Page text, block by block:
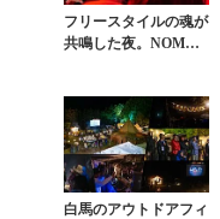
フリースタイルの魂が
共鳴した夜。NOMAD
ャーの熱
白馬のアウトドアフィ